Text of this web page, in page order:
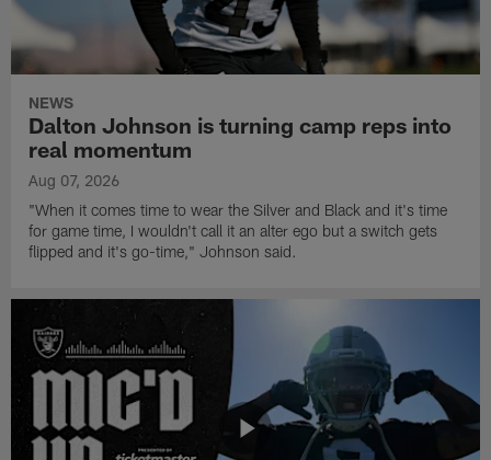
NEWS
Dalton Johnson is turning camp reps into
real momentum
Aug 07, 2026
"When it comes time to wear the Silver and Black and it's time
for game time, I wouldn't call it an alter ego but a switch gets
flipped and it's go-time," Johnson said.